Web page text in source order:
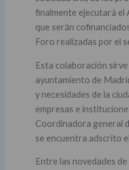
finalmente ejecutará el
que serán
Foro realizadas por el
Esta colaboración
ayuntamiento de
y necesidades de la
empresas e
Coordinadora general
se encuentra adscrito
Entre las novedades